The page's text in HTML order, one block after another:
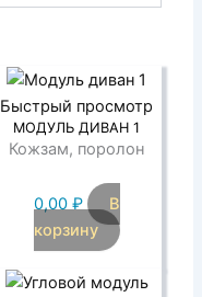
Быстрый просмотр
МОДУЛЬ ДИВАН 1
Кожзам, поролон
0,00 ₽
В
корзину